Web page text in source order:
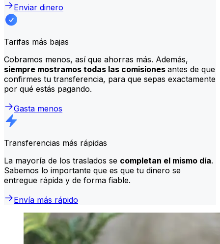
Enviar dinero
Tarifas más bajas
Cobramos menos, así que ahorras más. Además,
siempre mostramos todas las comisiones antes de que
confirmes tu transferencia, para que sepas exactamente
por qué estás pagando.
Gasta menos
Transferencias más rápidas
La mayoría de los traslados se completan el mismo día.
Sabemos lo importante que es que tu dinero se
entregue rápida y de forma fiable.
Envía más rápido